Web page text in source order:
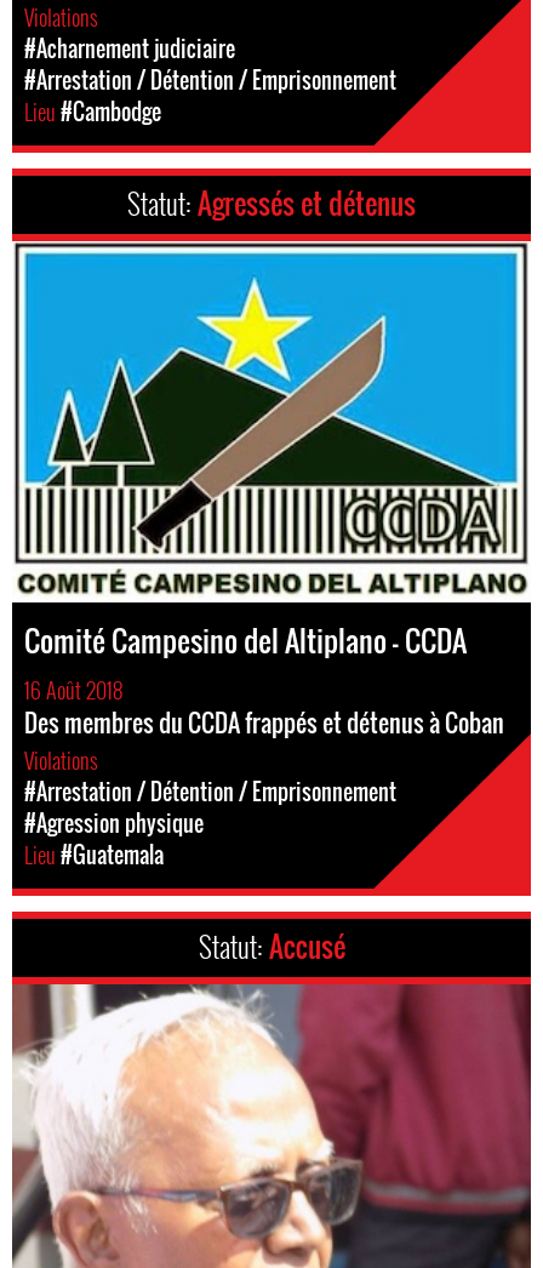
Violations
#Acharnement judiciaire
#Arrestation / Détention / Emprisonnement
Lieu#Cambodge
Statut:Agressés et détenus
Comité Campesino del Altiplano – CCDA
16 Août 2018
Des membres du CCDA frappés et détenus à Coban
Violations
#Arrestation / Détention / Emprisonnement
#Agression physique
Lieu#Guatemala
Statut:Accusé